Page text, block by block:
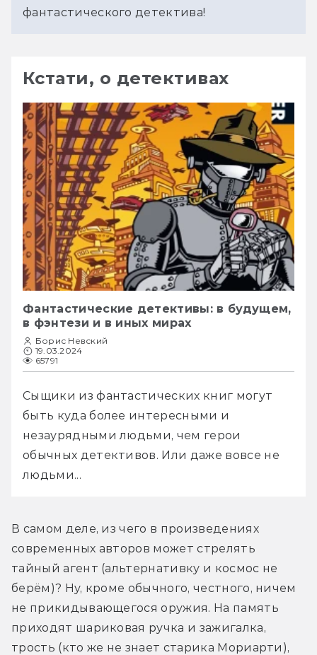
фантастического детектива!
Кстати, о детективах
Фантастические детективы: в будущем,
в фэнтези и в иных мирах
Борис Невский
19.03.2024
65791
Сыщики из фантастических книг могут
быть куда более интересными и
незаурядными людьми, чем герои
обычных детективов. Или даже вовсе не
людьми...
В самом деле, из чего в произведениях
современных авторов может стрелять
тайный агент (альтернативку и космос не
берём)? Ну, кроме обычного, честного, ничем
не прикидывающегося оружия. На память
приходят шариковая ручка и зажигалка,
трость (кто же не знает старика Мориарти),